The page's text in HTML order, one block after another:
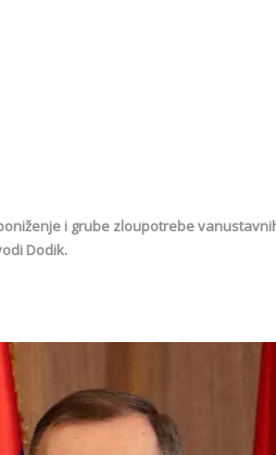
i grube zloupotrebe
Dodik.